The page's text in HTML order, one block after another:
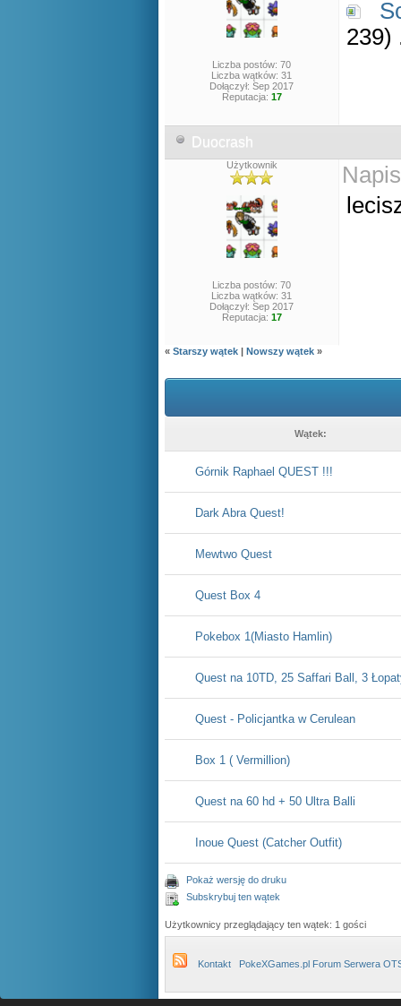
Liczba postów: 70
Liczba wątków: 31
Dołączył: Sep 2017
Reputacja: 17
239)
Duocrash
Użytkownik
Liczba postów: 70
Liczba wątków: 31
Dołączył: Sep 2017
Reputacja: 17
« Starszy wątek | Nowszy wątek »
Wątek:
Górnik Raphael QUEST !!!
Dark Abra Quest!
Mewtwo Quest
Quest Box 4
Pokebox 1(Miasto Hamlin)
Quest na 10TD, 25 Saffari Ball, 3
Quest - Policjantka w Cerulean
Box 1 ( Vermillion)
Quest na 60 hd + 50 Ultra Balli
Inoue Quest (Catcher Outfit)
Pokaż wersję do druku
Subskrybuj ten wątek
Użytkownicy przeglądający ten wątek: 1 gości
Kontakt PokeXGames.pl Forum Serwera